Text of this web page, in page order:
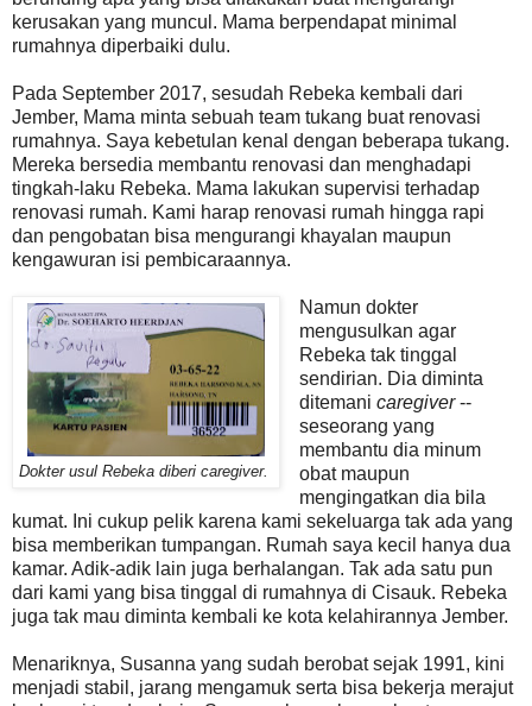
kerusakan yang muncul. Mama berpendapat minimal
rumahnya diperbaiki dulu.
Pada September 2017, sesudah Rebeka kembali dari
Jember, Mama minta sebuah team tukang buat renovasi
rumahnya. Saya kebetulan kenal dengan beberapa tukang.
Mereka bersedia membantu renovasi dan menghadapi
tingkah-laku Rebeka. Mama lakukan supervisi terhadap
renovasi rumah. Kami harap renovasi rumah hingga rapi
dan pengobatan bisa mengurangi khayalan maupun
kengawuran isi pembicaraannya.
Dokter usul Rebeka diberi caregiver.
Namun dokter
mengusulkan agar
Rebeka tak tinggal
sendirian. Dia diminta
ditemani caregiver--
seseorang yang
membantu dia minum
obat maupun
mengingatkan dia bila
kumat. Ini cukup pelik karena kami sekeluarga tak ada yang
bisa memberikan tumpangan. Rumah saya kecil hanya dua
kamar. Adik-adik lain juga berhalangan. Tak ada satu pun
dari kami yang bisa tinggal di rumahnya di Cisauk. Rebeka
juga tak mau diminta kembali ke kota kelahirannya Jember.
Menariknya, Susanna yang sudah berobat sejak 1991, kini
menjadi stabil, jarang mengamuk serta bisa bekerja merajut